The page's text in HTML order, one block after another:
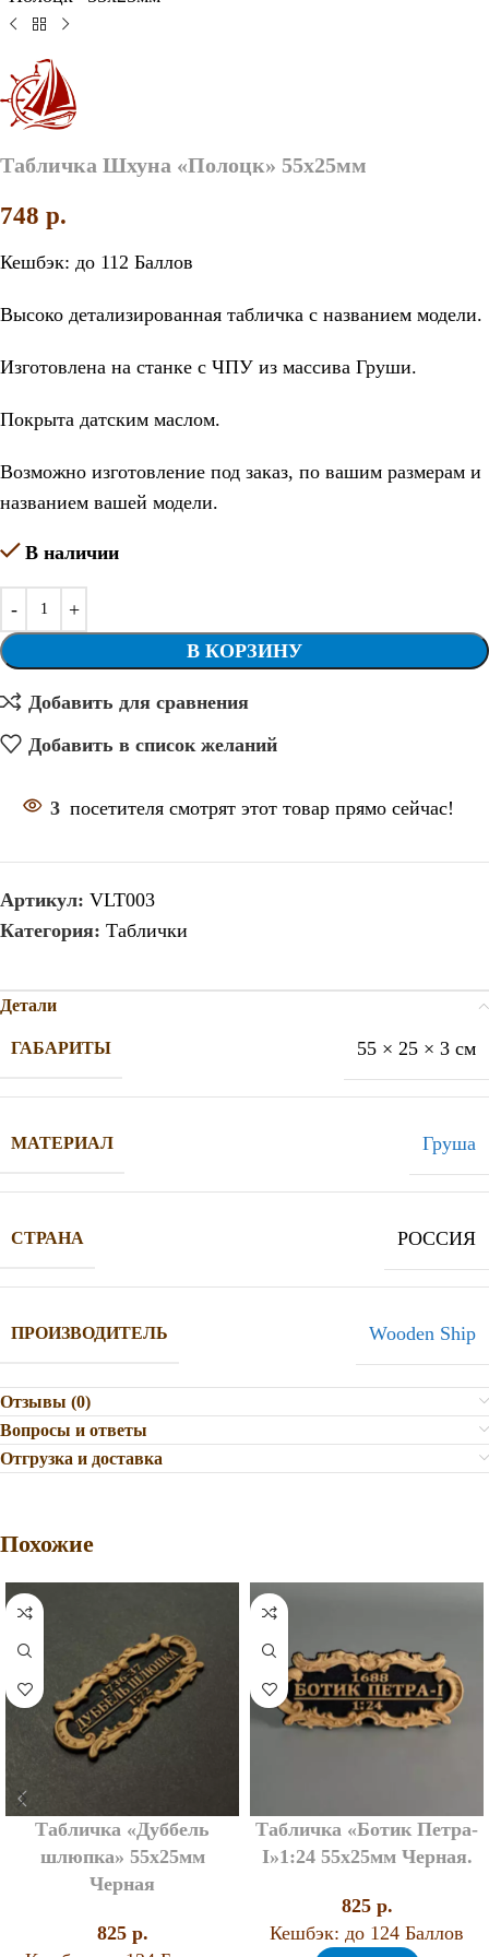
Табличка Шхуна «Полоцк» 55х25мм
748 p.
Кешбэк: до 112 Баллов
Высоко детализированная табличка с названием модели.
Изготовлена на станке с ЧПУ из массива Груши.
Покрыта датским маслом.
Возможно изготовление под заказ, по вашим размерам и
названием вашей модели.
В наличии
В КОРЗИНУ
Добавить для сравнения
Добавить в список желаний
3 посетителя смотрят этот товар прямо сейчас!
Артикул: VLT003
Категория: Таблички
Детали
ГАБАРИТЫ 55 × 25 × 3 см
МАТЕРИАЛ Груша
СТРАНА РОССИЯ
ПРОИЗВОДИТЕЛЬ Wooden Ship
Отзывы (0)
Вопросы и ответы
Отгрузка и доставка
Похожие
Табличка «Дуббель
шлюпка» 55х25мм
Черная
825 p.
Табличка «Ботик Петра-
I»1:24 55х25мм Черная.
825 p.
Кешбэк: до 124 Баллов